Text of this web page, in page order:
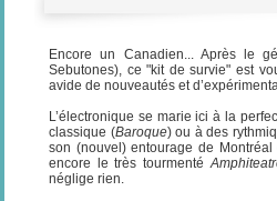
Encore un Canadien... Après le
Sebutones), ce "kit de survie" est
avide de nouveautés et
L’électronique se marie ici à la
classique (Baroque) ou à des
son (nouvel) entourage de
encore le très tourmenté
néglige rien.